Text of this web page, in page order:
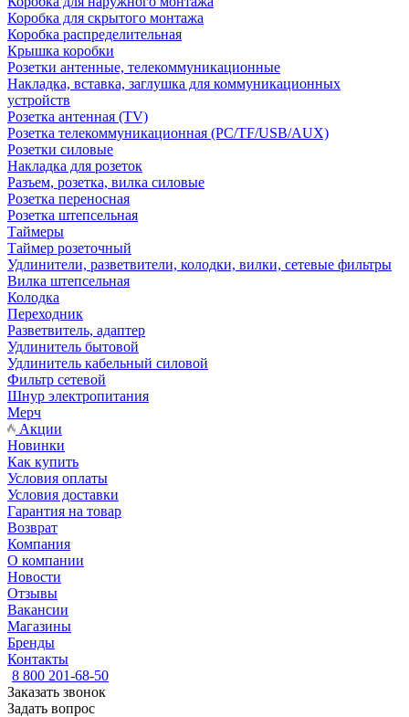
Коробка для скрытого монтажа
Коробка распределительная
Крышка коробки
Розетки антенные, телекоммуникационные
Накладка, вставка, заглушка для коммуникационных
устройств
Розетка антенная (TV)
Розетка телекоммуникационная (PC/TF/USB/AUX)
Розетки силовые
Накладка для розеток
Разъем, розетка, вилка силовые
Розетка переносная
Розетка штепсельная
Таймеры
Таймер розеточный
Удлинители, разветвители, колодки, вилки, сетевые фильтры
Вилка штепсельная
Колодка
Переходник
Разветвитель, адаптер
Удлинитель бытовой
Удлинитель кабельный силовой
Фильтр сетевой
Шнур электропитания
Мерч
Акции
Новинки
Как купить
Условия оплаты
Условия доставки
Гарантия на товар
Возврат
Компания
О компании
Новости
Отзывы
Вакансии
Магазины
Бренды
Контакты
8 800 201-68-50
Заказать звонок
Задать вопрос